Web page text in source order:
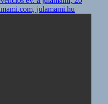
julamami.hu